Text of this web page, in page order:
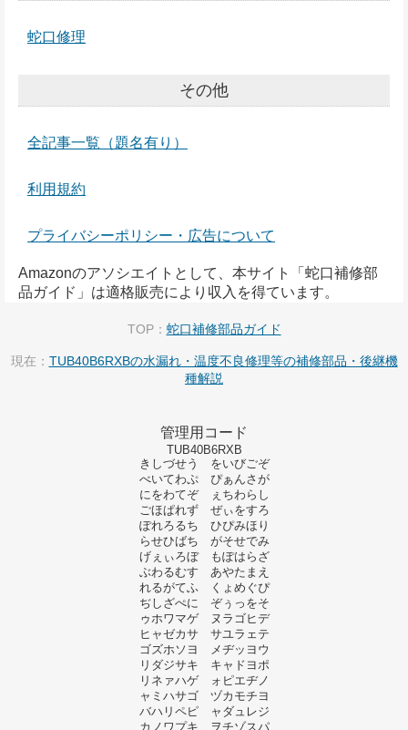
蛇口修理
その他
全記事一覧（題名有り）
利用規約
プライバシーポリシー・広告について
Amazonのアソシエイトとして、本サイト「蛇口補修部
品ガイド」は適格販売により収入を得ています。
TOP： 蛇口補修部品ガイド
現在： TUB40B6RXBの水漏れ・温度不良修理等の補修部品・後継機
種解説
管理用コード
TUB40B6RXB
きしづせう をいびごぞ
べいてわぷ ぴぁんさが
にをわてぞ ぇちわらし
ごほぱれず ぜぃをすろ
ぽれろるち ひぴみほり
らせひばち がそせでみ
げぇぃろぼ もぽはらざ
ぶわるむす あやたまえ
れるがてふ くょめぐぴ
ぢしざぺに ぞぅっをそ
ゥホワマゲ ヌラゴヒデ
ヒャゼカサ サユラェテ
ゴズホソヨ メヂッヨウ
リダジサキ キャドヨポ
リネァハゲ ォピエヂノ
ャミハサゴ ヅカモチヨ
バハリペピ ャダュレジ
カノワプキ ヲチゾスパ